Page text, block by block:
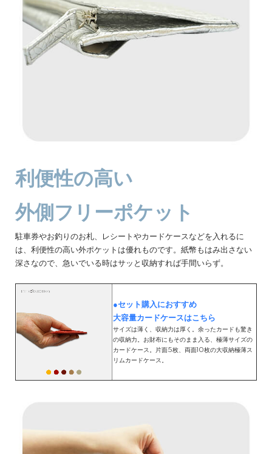
利便性の高い
外側フリーポケット
駐車券やお釣りのお札、レシートやカードケースなどを入れるに
は、利便性の高い外ポケットは優れものです。紙幣もはみ出さない
深さなので、急いでいる時はサッと収納すれば手間いらず。
●セット購入におすすめ
大容量カードケースはこちら
サイズは薄く、収納力は厚く。余ったカードも驚き
の収納力。お財布にもそのまま入る、極薄サイズの
カードケース。片面5枚、両面10枚の大収納極薄ス
リムカードケース。